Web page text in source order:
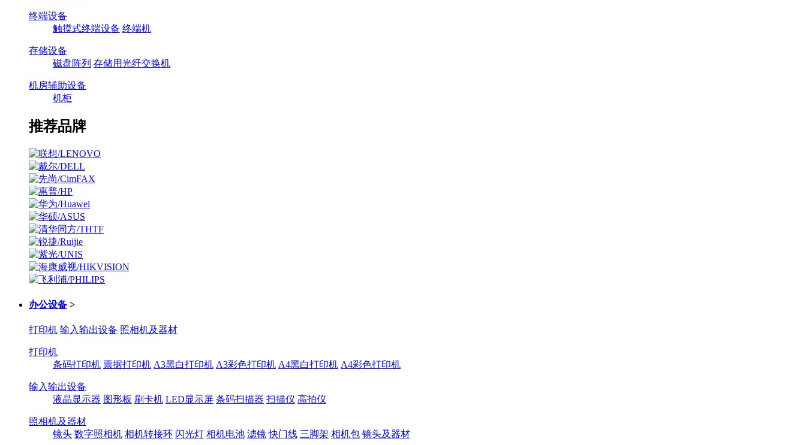
终端设备
触摸式终端设备 终端机
存储设备
磁盘阵列 存储用光纤交换机
机房辅助设备
机柜
推荐品牌
办公设备 >
打印机 输入输出设备 照相机及器材
打印机
条码打印机 票据打印机 A3黑白打印机 A3彩色打印机 A4黑白打印机 A4彩色打印机
输入输出设备
液晶显示器 图形板 刷卡机 LED显示屏 条码扫描器 扫描仪 高拍仪
照相机及器材
镜头 数字照相机 相机转接环 闪光灯 相机电池 滤镜 快门线 三脚架 相机包 镜头及器材